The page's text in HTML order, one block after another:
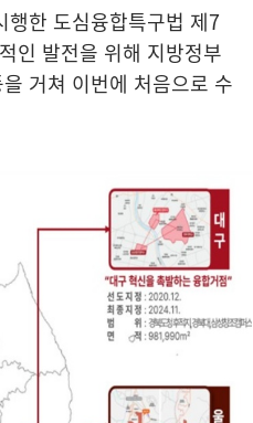
행한 도심융합특구법 제7
인 발전을 위해 지방정부
거쳐 이번에 처음으로 수